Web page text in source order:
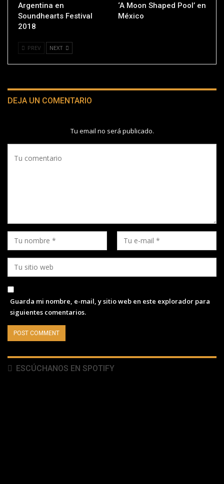
Argentina en
Soundhearts Festival
2018
‘A Moon Shaped Pool’ en
México
PREV NEXT
DEJA UN COMENTARIO
Tu email no será publicado.
Guarda mi nombre, e-mail, y sitio web en este explorador para
siguientes comentarios.
ESCÚCHANOS EN SPOTIFY